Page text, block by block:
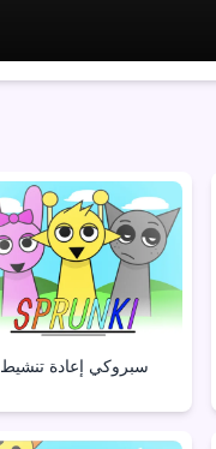
سبروكي إعادة تنشيط